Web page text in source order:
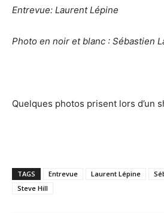
Entrevue: Laurent Lépine
Photo en noir et blanc : Sébastien
Quelques photos prisent lors d’un
TAGS Entrevue Laurent Lépine
Steve Hill